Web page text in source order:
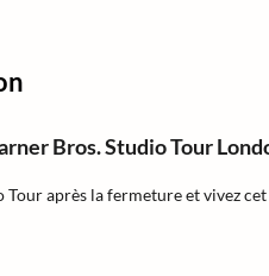
Bros. Studio Tour
Tour après la fermeture et vivez